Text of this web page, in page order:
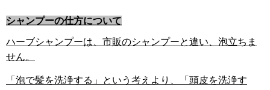
シャンプーの仕方について
ハーブシャンプーは、市販のシャンプーと違い、泡立ちま
せん。
「泡で髪を洗浄する」という考えより、「頭皮を洗浄す